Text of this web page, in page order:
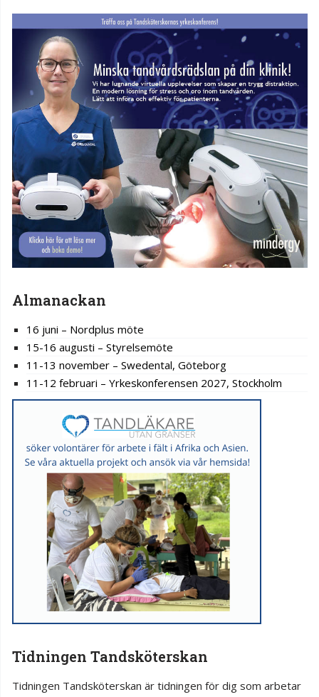
Almanackan
16 juni – Nordplus möte
15-16 augusti – Styrelsemöte
11-13 november – Swedental, Göteborg
11-12 februari – Yrkeskonferensen 2027, Stockholm
Tidningen Tandsköterskan
Tidningen Tandsköterskan är tidningen för dig som arbetar